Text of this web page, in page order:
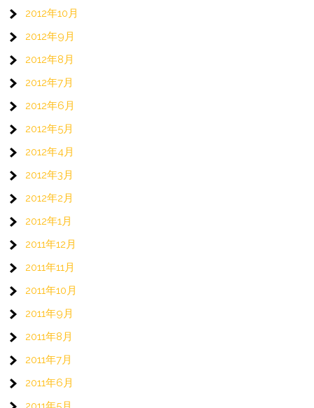
2012年10月
2012年9月
2012年8月
2012年7月
2012年6月
2012年5月
2012年4月
2012年3月
2012年2月
2012年1月
2011年12月
2011年11月
2011年10月
2011年9月
2011年8月
2011年7月
2011年6月